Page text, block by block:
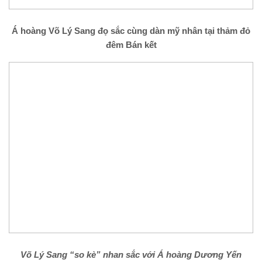
Á hoàng Võ Lý Sang đọ sắc cùng dàn mỹ nhân tại thảm đỏ
đêm Bán kết
Võ Lý Sang “so kè” nhan sắc với Á hoàng Dương Yến